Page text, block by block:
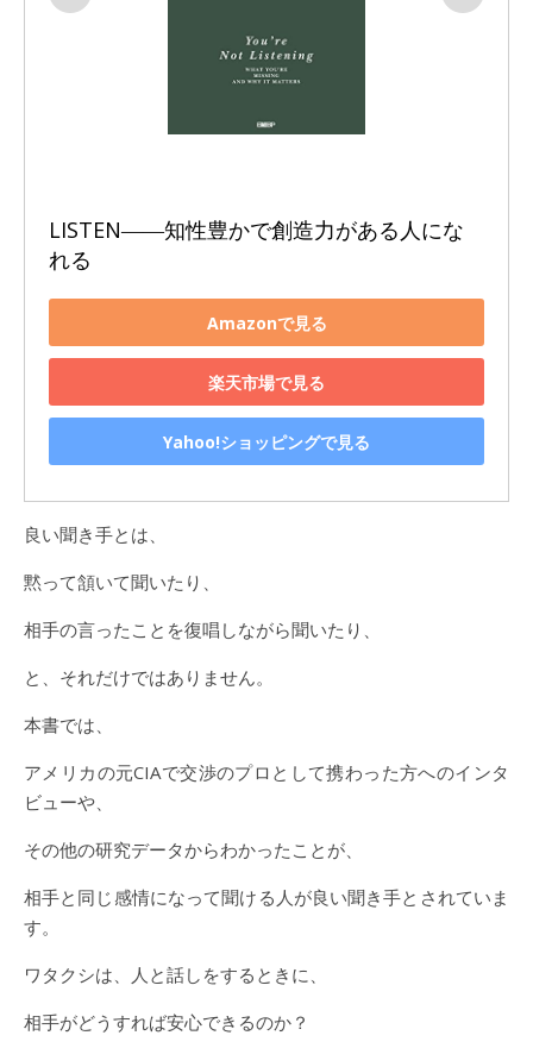
LISTEN――知性豊かで創造力がある人にな
れる
Amazonで見る
楽天市場で見る
Yahoo!ショッピングで見る
良い聞き手とは、
黙って頷いて聞いたり、
相手の言ったことを復唱しながら聞いたり、
と、それだけではありません。
本書では、
アメリカの元CIAで交渉のプロとして携わった方へのインタ
ビューや、
その他の研究データからわかったことが、
相手と同じ感情になって聞ける人が良い聞き手とされていま
す。
ワタクシは、人と話しをするときに、
相手がどうすれば安心できるのか？